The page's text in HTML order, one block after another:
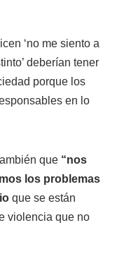
‘no me siento a
deberían tener
porque los
en lo
que “nos
los problemas
que se están
violencia que no